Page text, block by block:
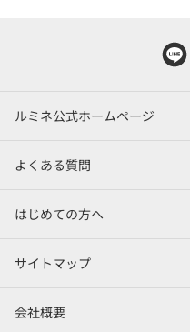
ルミネ公式ホームページ
よくある質問
はじめての方へ
サイトマップ
会社概要